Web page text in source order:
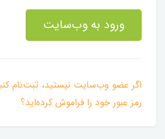
ورود به وب‌سایت
اگر عضو وب‌سایت نیستید، ثبت‌نام
رمز عبور خود را فراموش کرده‌اید؟